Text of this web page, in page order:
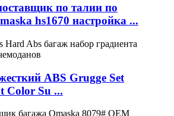
по талии по
​​hs1670 настройка ...
ABS Grugge Set
Color Su ...